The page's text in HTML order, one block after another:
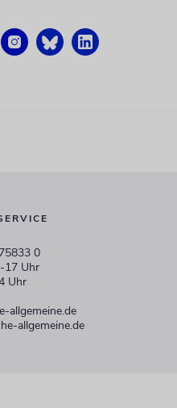
0
17 Uhr
Uhr
allgemeine.de
allgemeine.de